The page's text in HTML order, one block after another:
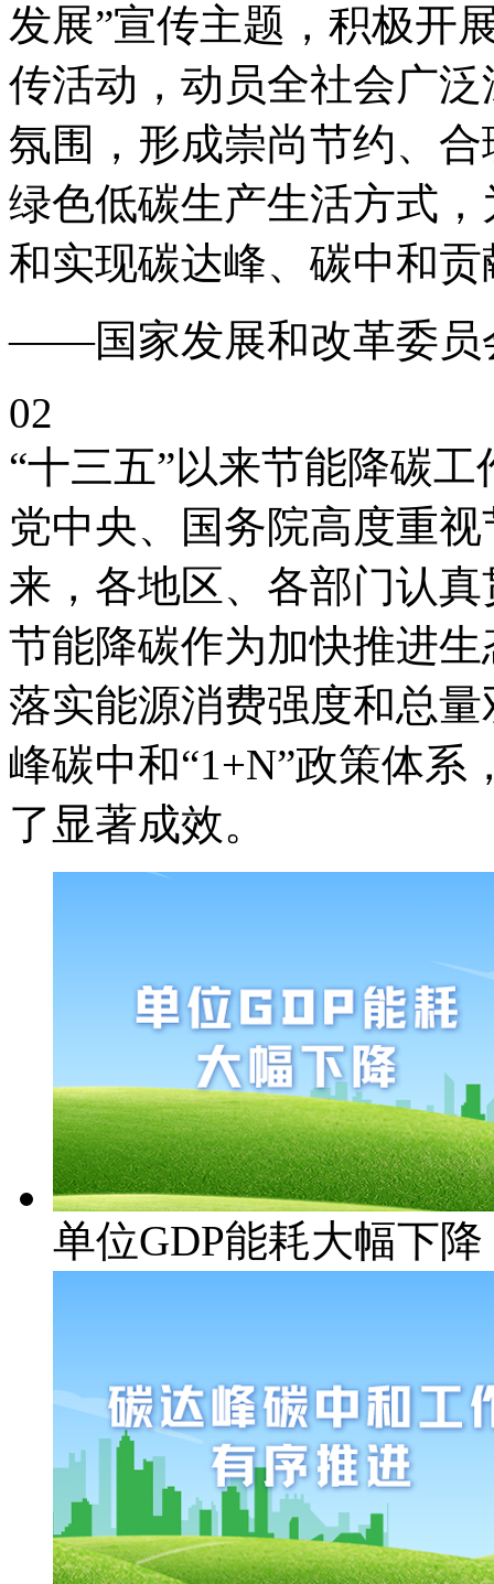
发展”宣传主题，积极开
传活动，动员全社会广
氛围，形成崇尚节约、
绿色低碳生产生活方式
和实现碳达峰、碳中和
——国家发展和改革委员
02
“十三五”以来节能降碳工
党中央、国务院高度重
来，各地区、各部门认
节能降碳作为加快推进
落实能源消费强度和总
峰碳中和“1+N”政策体
了显著成效。
单位GDP能耗大幅下降